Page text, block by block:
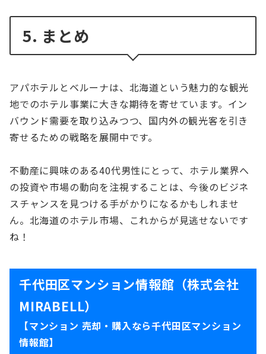
5. まとめ
アパホテルとベルーナは、北海道という魅力的な観光
地でのホテル事業に大きな期待を寄せています。イン
バウンド需要を取り込みつつ、国内外の観光客を引き
寄せるための戦略を展開中です。
不動産に興味のある40代男性にとって、ホテル業界へ
の投資や市場の動向を注視することは、今後のビジネ
スチャンスを見つける手がかりになるかもしれませ
ん。北海道のホテル市場、これからが見逃せないです
ね！
千代田区マンション情報館（株式会社
MIRABELL）
【マンション 売却・購入なら千代田区マンション
情報館】